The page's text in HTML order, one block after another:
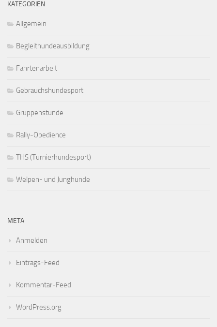
KATEGORIEN
Allgemein
Begleithundeausbildung
Fährtenarbeit
Gebrauchshundesport
Gruppenstunde
Rally-Obedience
THS (Turnierhundesport)
Welpen- und Junghunde
META
Anmelden
Eintrags-Feed
Kommentar-Feed
WordPress.org